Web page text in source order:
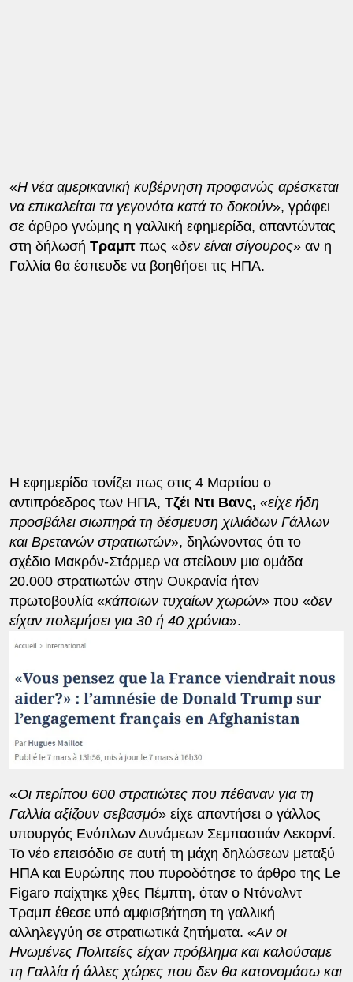
«Η νέα αμερικανική κυβέρνηση προφανώς αρέσκεται
να επικαλείται τα γεγονότα κατά το δοκούν», γράφει
σε άρθρο γνώμης η γαλλική εφημερίδα, απαντώντας
στη δήλωσή Τραμπ πως «δεν είναι σίγουρος» αν η
Γαλλία θα έσπευδε να βοηθήσει τις ΗΠΑ.
Η εφημερίδα τονίζει πως στις 4 Μαρτίου ο
αντιπρόεδρος των ΗΠΑ, Τζέι Ντι Βανς, «είχε ήδη
προσβάλει σιωπηρά τη δέσμευση χιλιάδων Γάλλων
και Βρετανών στρατιωτών», δηλώνοντας ότι το
σχέδιο Μακρόν-Στάρμερ να στείλουν μια ομάδα
20.000 στρατιωτών στην Ουκρανία ήταν
πρωτοβουλία «κάποιων τυχαίων χωρών»που «δεν
είχαν πολεμήσει για 30 ή 40 χρόνια».
«Οι περίπου 600 στρατιώτες που πέθαναν για τη
Γαλλία αξίζουν σεβασμό» είχε απαντήσει ο γάλλος
υπουργός Ενόπλων Δυνάμεων Σεμπαστιάν Λεκορνί.
Το νέο επεισόδιο σε αυτή τη μάχη δηλώσεων μεταξύ
ΗΠΑ και Ευρώπης που πυροδότησε το άρθρο της Le
Figaro παίχτηκε χθες Πέμπτη, όταν ο Ντόναλντ
Τραμπ έθεσε υπό αμφισβήτηση τη γαλλική
αλληλεγγύη σε στρατιωτικά ζητήματα. «Αν οι
Ηνωμένες Πολιτείες είχαν πρόβλημα και καλούσαμε
τη Γαλλία ή άλλες χώρες που δεν θα κατονομάσω και